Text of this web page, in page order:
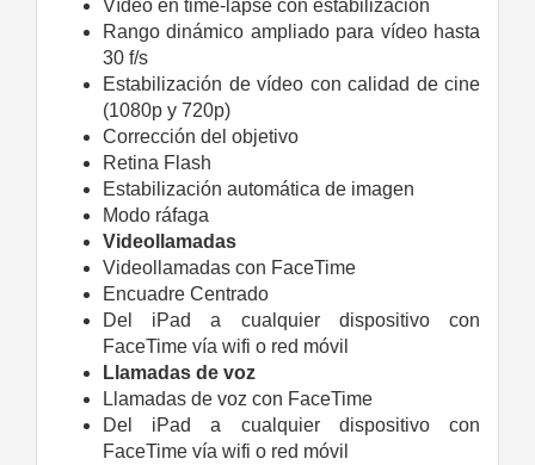
Vídeo en time‑lapse con estabili­zación
Rango dinámico ampliado para vídeo hasta
30 f/s
Estabilización de vídeo con calidad de cine
(1080p y 720p)
Corrección del objetivo
Retina Flash
Estabilización automática de imagen
Modo ráfaga
Videollamadas
Videollamadas con FaceTime
Encuadre Centrado
Del iPad a cualquier dispositivo con
FaceTime vía wifi o red móvil
Llamadas de voz
Llamadas de voz con FaceTime
Del iPad a cualquier dispositivo con
FaceTime vía wifi o red móvil